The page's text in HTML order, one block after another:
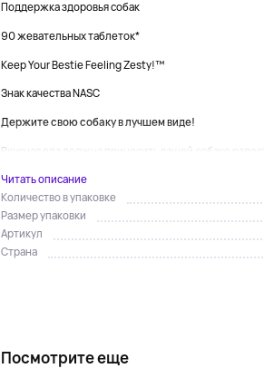
Поддержка здоровья собак
90 жевательных таблеток*
Keep Your Bestie Feeling Zesty!™
Знак качества NASC
Держите свою собаку в лучшем виде!
Вкусная еда должна приносить вашей собаке
Читать описание
Количество в упаковке
Размер упаковки
Артикул
Страна
Посмотрите еще